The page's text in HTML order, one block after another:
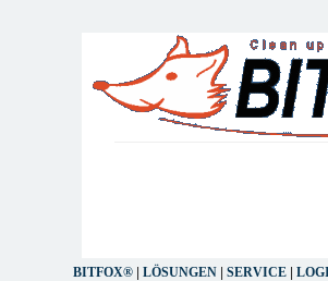
BITFOX® LÖSUNGEN SERVICE